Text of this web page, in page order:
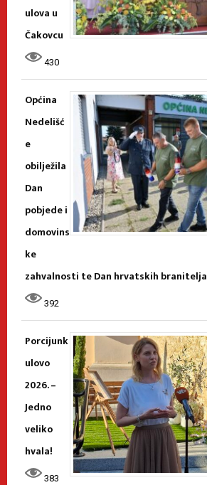
ulova u
Čakovcu
430
Općina
Nedelišć
e
obilježila
Dan
pobjede i
domovins
ke
zahvalnosti te Dan hrvatskih branitelja
392
Porcijunk
ulovo
2026. –
Jedno
veliko
hvala!
383